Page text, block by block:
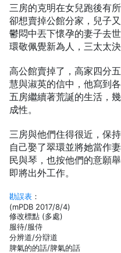
三房的克明在女兒跑後有
卻想賣掉公館分家，兒子
鬱悶中丟下懷孕的妻子去
環敬佩覺新為人，三太太決
高公館賣掉了，高家四分
慧與淑英的信中，他寫到
五房繼續著荒誕的生活，
成性。
三房與他們住得很近，保
自己娶了翠環並將她當作
民與琴，也按他們的意願
即將出外工作。
勘誤表 ：
(mPDB 2017/8/4)
修改標點 (多處)
服待/服侍
分辨道/分辯道
脾氣的的話/脾氣的話